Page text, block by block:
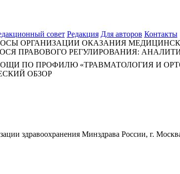
совет Редакция Для авторов Контакты
ОРГАНИЗАЦИИ ОКАЗАНИЯ
ПРАВОВОГО РЕГУЛИРОВАНИЯ:
ПО ПРОФИЛЮ «ТРАВМАТОЛОГИЯ И
ОБЗОР
здравоохранения Минздрава России, г.